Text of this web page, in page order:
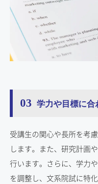
03 学力や目標に合
受講生の関心や長所を考
します。また、研究計画
行います。さらに、学力
を調整し、文系院試に特